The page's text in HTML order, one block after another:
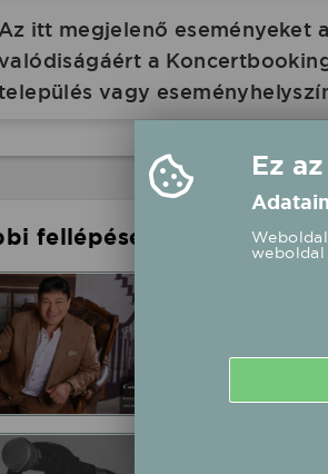
Az itt megjelenő eseményeket
a
vagy
fellépések a közelben
2026.08.15
Ez
weboldal